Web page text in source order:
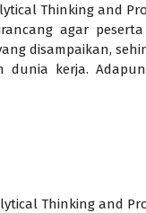
Thinking and
agar
disampaikan,
dunia kerja.
Thinking and